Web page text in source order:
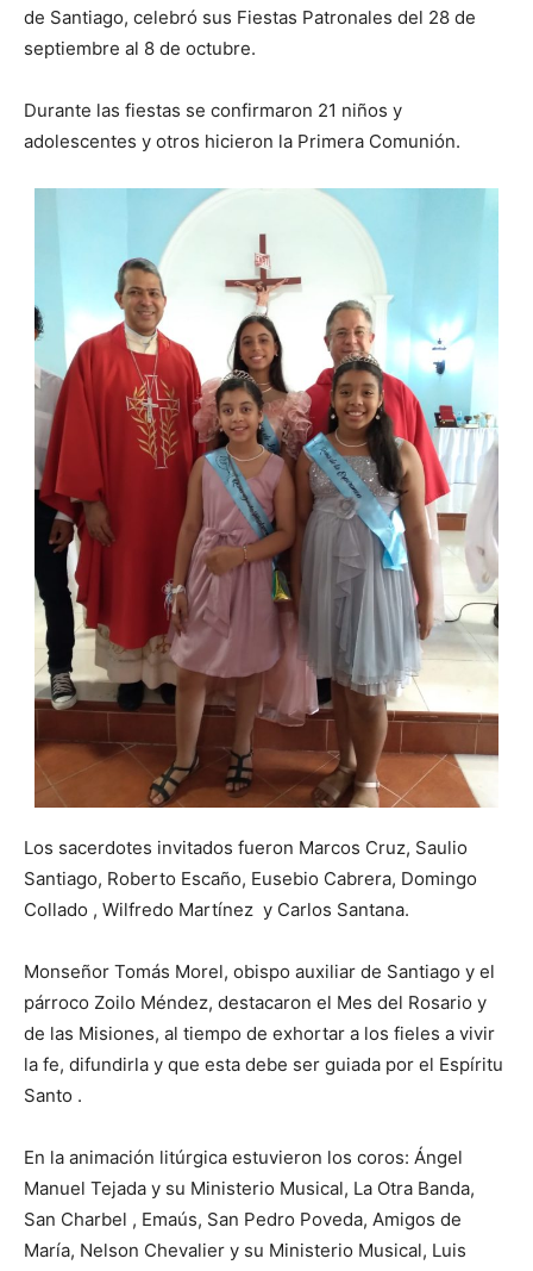
de Santiago, celebró sus Fiestas Patronales del 28 de
septiembre al 8 de octubre.
Durante las fiestas se confirmaron 21 niños y
adolescentes y otros hicieron la Primera Comunión.
Los sacerdotes invitados fueron Marcos Cruz, Saulio
Santiago, Roberto Escaño, Eusebio Cabrera, Domingo
Collado , Wilfredo Martínez y Carlos Santana.
Monseñor Tomás Morel, obispo auxiliar de Santiago y el
párroco Zoilo Méndez, destacaron el Mes del Rosario y
de las Misiones, al tiempo de exhortar a los fieles a vivir
la fe, difundirla y que esta debe ser guiada por el Espíritu
Santo .
En la animación litúrgica estuvieron los coros: Ángel
Manuel Tejada y su Ministerio Musical, La Otra Banda,
San Charbel , Emaús, San Pedro Poveda, Amigos de
María, Nelson Chevalier y su Ministerio Musical, Luis